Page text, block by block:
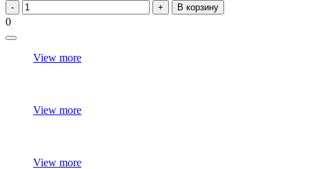
В корзину
0
View more
View more
View more